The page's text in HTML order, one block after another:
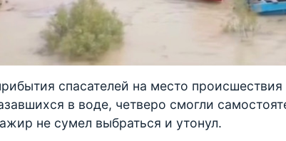
спасателей на место происшествия
в воде, четверо смогли
не сумел выбраться и утонул.